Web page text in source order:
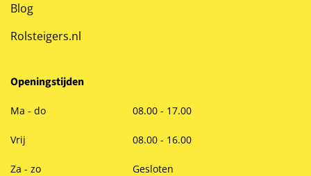
Blog
Rolsteigers.nl
Openingstijden
Ma - do 08.00 - 17.00
Vrij 08.00 - 16.00
Za - zo Gesloten